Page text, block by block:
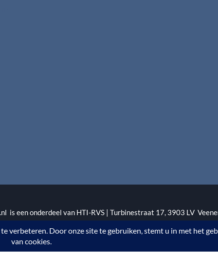
is een onderdeel van HTI-RVS | Turbinestraat 17, 3903 LV